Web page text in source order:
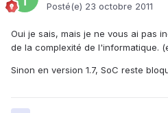
Posté(e) 23 octobre 2011
Oui je sais, mais je ne vous ai pas
de la complexité de l'informatique.
Sinon en version 1.7, SoC reste